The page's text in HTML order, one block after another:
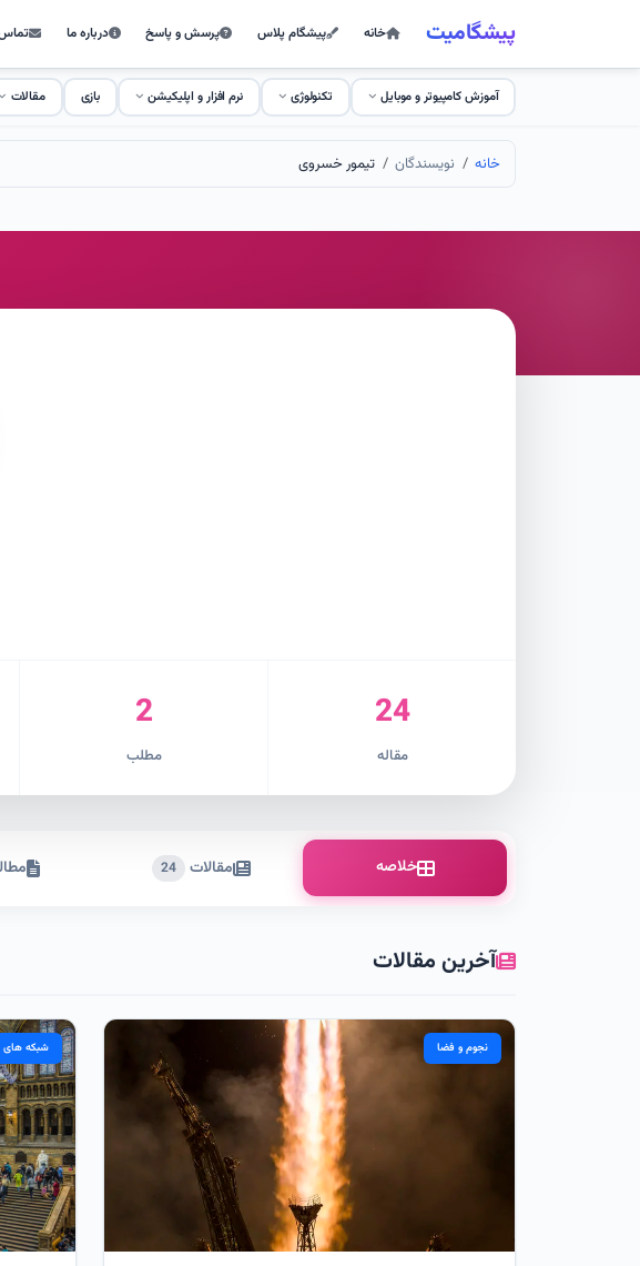
پیشگامیت خانه پیشگام پلاس پرسش و پاسخ درباره ما تماس
آموزش کامپیوتر و موبایل تکنولوژی نرم افزار و اپلیکیشن بازی مقالات
خانه نویسندگان تیمور خسروی
24
مقاله
2
مطلب
خلاصه مقالات 24
آخرین مقالات
نجوم و فضا شبکه های